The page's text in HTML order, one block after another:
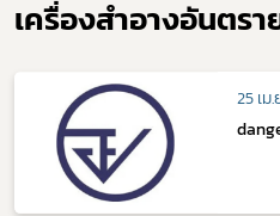
เครื่องสำอางอันตร
25 เม